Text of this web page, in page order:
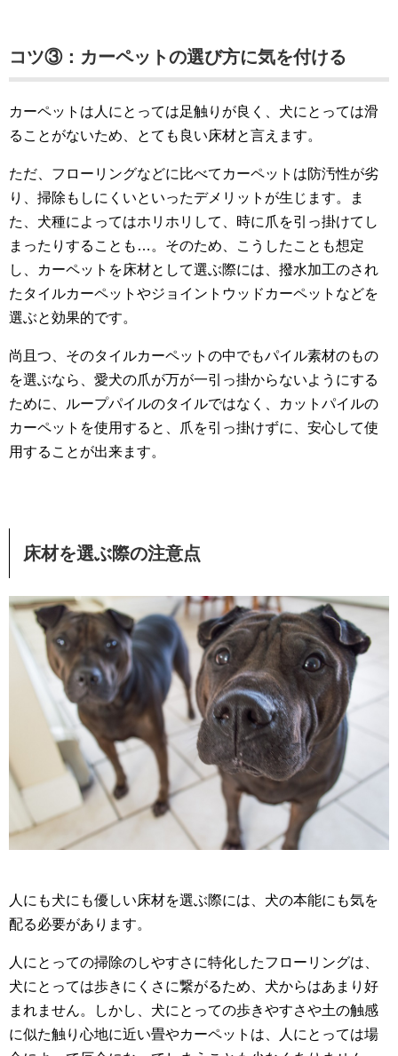
コツ③：カーペットの選び方に気を付ける
カーペットは人にとっては足触りが良く、犬にとっては滑
ることがないため、とても良い床材と言えます。
ただ、フローリングなどに比べてカーペットは防汚性が劣
り、掃除もしにくいといったデメリットが生じます。ま
た、犬種によってはホリホリして、時に爪を引っ掛けてし
まったりすることも…。そのため、こうしたことも想定
し、カーペットを床材として選ぶ際には、撥水加工のされ
たタイルカーペットやジョイントウッドカーペットなどを
選ぶと効果的です。
尚且つ、そのタイルカーペットの中でもパイル素材のもの
を選ぶなら、愛犬の爪が万が一引っ掛からないようにする
ために、ループパイルのタイルではなく、カットパイルの
カーペットを使用すると、爪を引っ掛けずに、安心して使
用することが出来ます。
床材を選ぶ際の注意点
人にも犬にも優しい床材を選ぶ際には、犬の本能にも気を
配る必要があります。
人にとっての掃除のしやすさに特化したフローリングは、
犬にとっては歩きにくさに繋がるため、犬からはあまり好
まれません。しかし、犬にとっての歩きやすさや土の触感
に似た触り心地に近い畳やカーペットは、人にとっては場